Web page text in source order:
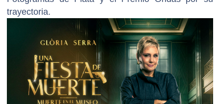
trayectoria.